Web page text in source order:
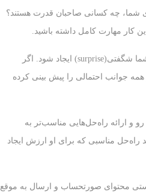
شما، چه کسانی صاحبان قدرت هستند؟
کار مهارت کامل داشته باشید.
6. مسائل احتمالی با مشتری را پیش‌بینی کنید. نباید اجازه دهید که در تعامل با مشتری برای شما شگفتی(surprise) ایجاد شود. اگر
جوانب احتمالی را پیش بینی کرده
و ارائه راه‌حل‌هایی مناسب‌تر به
راه‌حل مناسبی که برای او ارزش ایجاد
محتوای صورتحساب و ارسال به موقع